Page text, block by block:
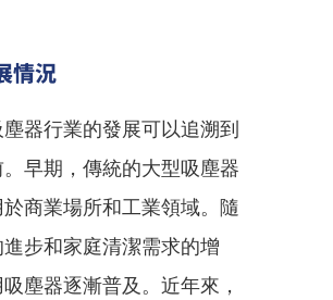
情況
器行業的發展可以追溯到
早期，傳統的大型吸塵器
商業場所和工業領域。隨
步和家庭清潔需求的增
塵器逐漸普及。近年來，